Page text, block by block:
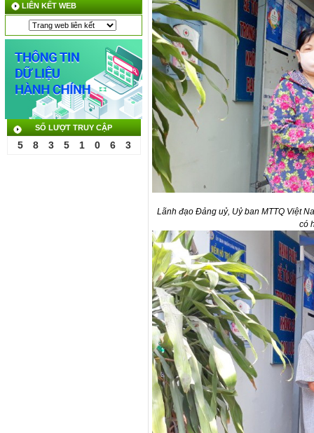
LIÊN KẾT WEB
SỐ LƯỢT TRUY CẬP
5 8 3 5 1 0 6 3
Lãnh đạo Đảng uỷ, Uỷ ban MTTQ Việt
có